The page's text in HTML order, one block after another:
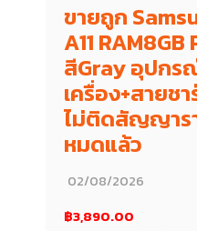
ขายถูก
A11 RAM8GB
สีGray อุปกร
เครื่อง+สายช
ไม่ติดสัญญาร
หมดแล้ว
02/08/2026
฿3,890.00